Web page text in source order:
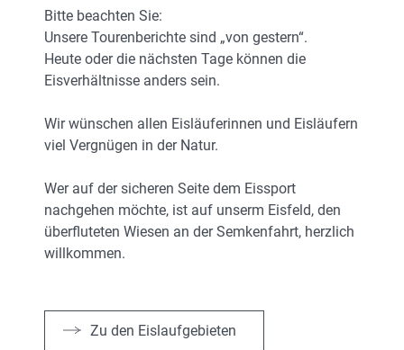
Bitte beachten Sie:
Unsere Tourenberichte sind „von gestern“.
Heute oder die nächsten Tage können die
Eisverhältnisse anders sein.
Wir wünschen allen Eisläuferinnen und Eisläufern
viel Vergnügen in der Natur.
Wer auf der sicheren Seite dem Eissport
nachgehen möchte, ist auf unserm Eisfeld, den
überfluteten Wiesen an der Semkenfahrt, herzlich
willkommen.
Zu den Eislaufgebieten